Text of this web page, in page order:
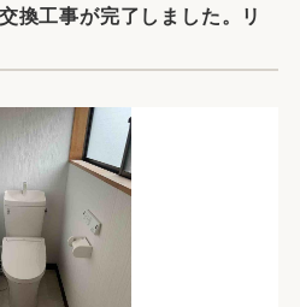
換工事が完了しました。リ